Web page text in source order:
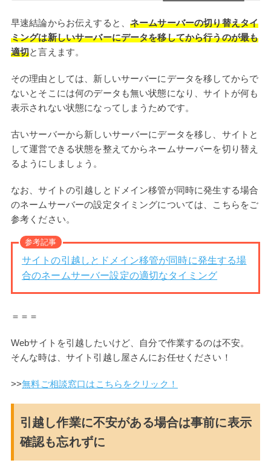
早速結論からお伝えすると、ネームサーバーの切り替えタイ
ミングは新しいサーバーにデータを移してから行うのが最も
適切と言えます。
その理由としては、新しいサーバーにデータを移してからで
ないとそこには何のデータも無い状態になり、サイトが何も
表示されない状態になってしまうためです。
古いサーバーから新しいサーバーにデータを移し、サイトと
して運営できる状態を整えてからネームサーバーを切り替え
るようにしましょう。
なお、サイトの引越しとドメイン移管が同時に発生する場合
のネームサーバーの設定タイミングについては、こちらをご
参考ください。
参考記事
サイトの引越しとドメイン移管が同時に発生する場
合のネームサーバー設定の適切なタイミング
＝＝＝
Webサイトを引越したいけど、自分で作業するのは不安。
そんな時は、サイト引越し屋さんにお任せください！
>>無料ご相談窓口はこちらをクリック！
引越し作業に不安がある場合は事前に表示
確認も忘れずに